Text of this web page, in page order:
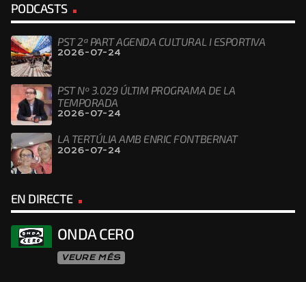
PODCASTS
PST 2ª PART AGENDA CULTURAL I ESPORTIVA
2026-07-24
PST Nº 3.029 ÚLTIM PROGRAMA DE LA
TEMPORADA
2026-07-24
LA TERTÚLIA AMB ENRIC FONTBERNAT
2026-07-24
EN DIRECTE
ONDA CERO
VEURE MÉS